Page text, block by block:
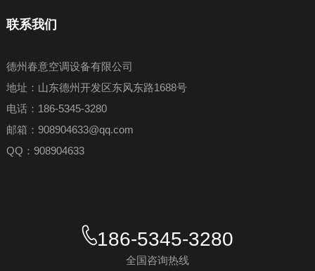
联系我们
德州春意空调设备有限公司
地址：山东德州开发区东风东路1688号
电话：186-5345-3280
邮箱：908904633@qq.com
QQ：908904633
186-5345-3280
全国咨询热线